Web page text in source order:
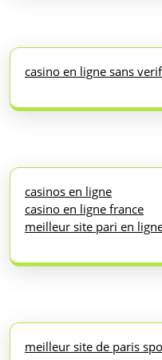
casino en ligne sans
casinos en ligne
casino en ligne france
meilleur site pari en
meilleur site de paris